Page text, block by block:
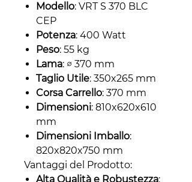
Modello: VRT S 370 BLC
CEP
Potenza: 400 Watt
Peso: 55 kg
Lama: ∅ 370 mm
Taglio Utile: 350x265 mm
Corsa Carrello: 370 mm
Dimensioni: 810x620x610
mm
Dimensioni Imballo:
820x820x750 mm
Vantaggi del Prodotto:
Alta Qualità e Robustezza: